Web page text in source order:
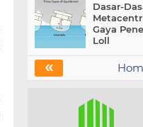
Dasar-
Gaya
Loll
«